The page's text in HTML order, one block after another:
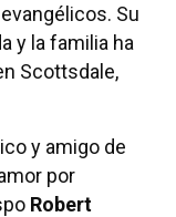
Su
y la familia ha
Scottsdale,
y amigo de
por
Robert